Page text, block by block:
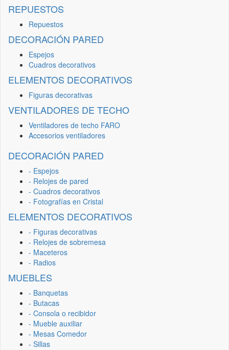
REPUESTOS
Repuestos
DECORACIÓN PARED
Espejos
Cuadros decorativos
ELEMENTOS DECORATIVOS
Figuras decorativas
VENTILADORES DE TECHO
Ventiladores de techo FARO
Accesorios ventiladores
DECORACIÓN PARED
- Espejos
- Relojes de pared
- Cuadros decorativos
- Fotografías en Cristal
ELEMENTOS DECORATIVOS
- Figuras decorativas
- Relojes de sobremesa
- Maceteros
- Radios
MUEBLES
- Banquetas
- Butacas
- Consola o recibidor
- Mueble auxiliar
- Mesas Comedor
- Sillas